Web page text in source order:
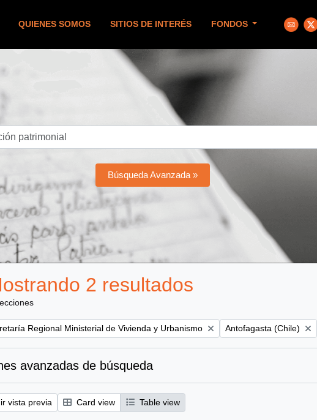
QUIENES SOMOS SITIOS DE INTERÉS FONDOS
Búsqueda Avanzada »
2 resultados
Regional Ministerial de Vivienda y Urbanismo Remove filter:
Antofagasta (Chile)
avanzadas de búsqueda
vista previa Card view Table view